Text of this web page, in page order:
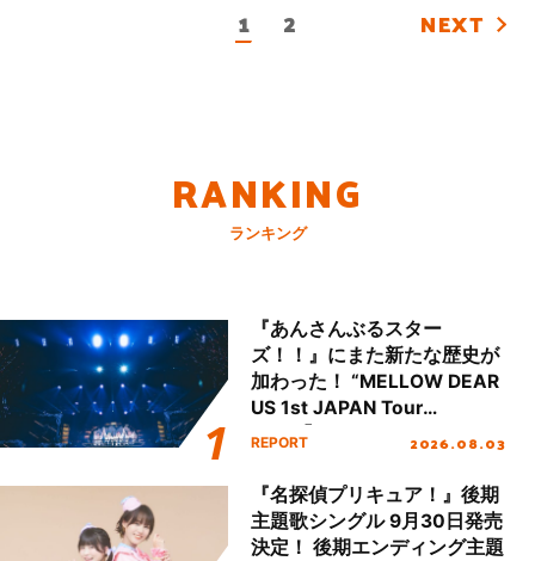
1 2 NEXT
RANKING
ランキング
『あんさんぶるスター
ズ！！』にまた新たな歴史が
加わった！ “MELLOW DEAR
US 1st JAPAN Tour
Final「NICE to meet YOU
ート!!
REPORT 2026.08.03
『名探偵プリキュア！』後期
主題歌シングル 9月30日発売
決定！ 後期エンディング主題